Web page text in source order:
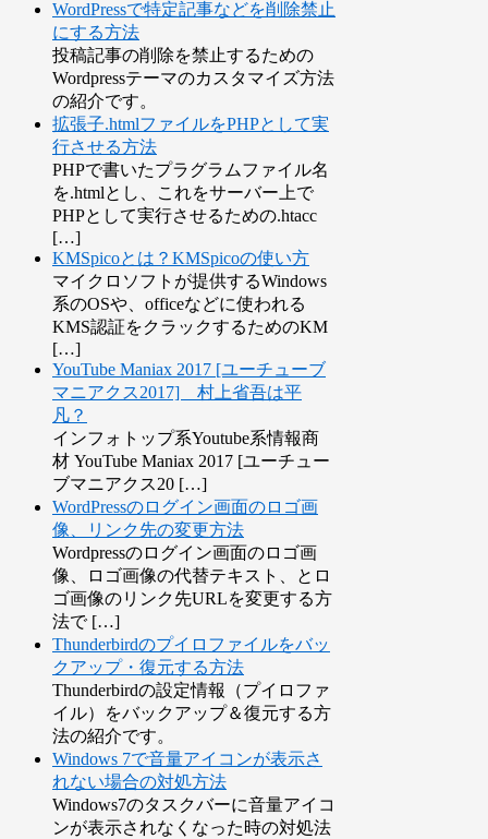
WordPressで特定記事などを削除禁止
にする方法
投稿記事の削除を禁止するための
Wordpressテーマのカスタマイズ方法
の紹介です。
拡張子.htmlファイルをPHPとして実
行させる方法
PHPで書いたプラグラムファイル名
を.htmlとし、これをサーバー上で
PHPとして実行させるための.htacc
[…]
KMSpicoとは？KMSpicoの使い方
マイクロソフトが提供するWindows
系のOSや、officeなどに使われる
KMS認証をクラックするためのKM
[…]
YouTube Maniax 2017 [ユーチューブ
マニアクス2017] 村上省吾は平
凡？
インフォトップ系Youtube系情報商
材 YouTube Maniax 2017 [ユーチュー
ブマニアクス20 […]
WordPressのログイン画面のロゴ画
像、リンク先の変更方法
Wordpressのログイン画面のロゴ画
像、ロゴ画像の代替テキスト、とロ
ゴ画像のリンク先URLを変更する方
法で […]
Thunderbirdのプイロファイルをバッ
クアップ・復元する方法
Thunderbirdの設定情報（プイロファ
イル）をバックアップ＆復元する方
法の紹介です。
Windows 7で音量アイコンが表示さ
れない場合の対処方法
Windows7のタスクバーに音量アイコ
ンが表示されなくなった時の対処法